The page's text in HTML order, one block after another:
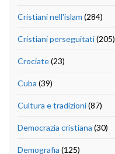
Cristiani nell'islam (284)
Cristiani perseguitati(205)
Crociate(23)
Cuba (39)
Cultura e tradizioni(87)
Democrazia cristiana (30)
Demografia (125)